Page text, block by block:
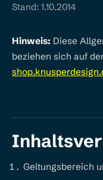
Stand: 1.10.2014
Hinweis: Diese
beziehen sich auf
Geltungsbereich